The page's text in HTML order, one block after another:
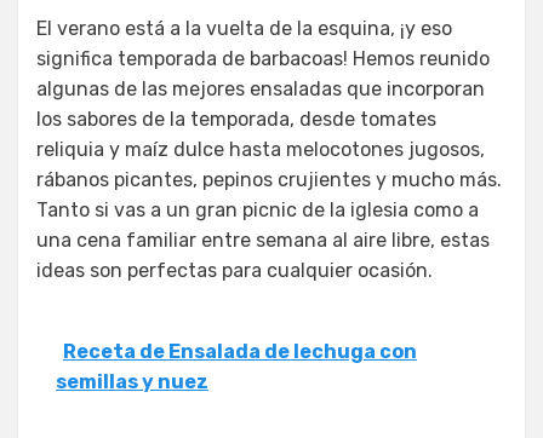
El verano está a la vuelta de la esquina, ¡y eso
significa temporada de barbacoas! Hemos reunido
algunas de las mejores ensaladas que incorporan
los sabores de la temporada, desde tomates
reliquia y maíz dulce hasta melocotones jugosos,
rábanos picantes, pepinos crujientes y mucho más.
Tanto si vas a un gran picnic de la iglesia como a
una cena familiar entre semana al aire libre, estas
ideas son perfectas para cualquier ocasión.
Receta de Ensalada de lechuga con
semillas y nuez